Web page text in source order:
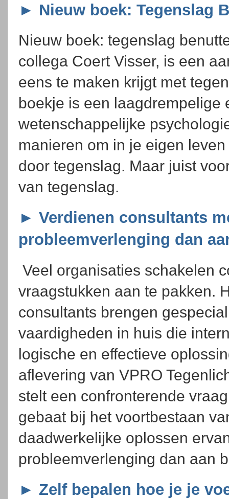
► Nieuw boek: Tegenslag
Nieuw boek: tegenslag
collega Coert Visser, is een
eens te maken krijgt met
boekje is een laagdrempelige
wetenschappelijke
manieren om in je eigen
door tegenslag. Maar juist
van tegenslag.
► Verdienen consultants
probleemverlenging dan
Veel organisaties schakelen
vraagstukken aan te pakken.
consultants brengen
vaardigheden in huis die
logische en effectieve
aflevering van VPRO
stelt een confronterende
gebaat bij het voortbestaan
daadwerkelijke oplossen
probleemverlenging dan aan
► Zelf bepalen hoe je je